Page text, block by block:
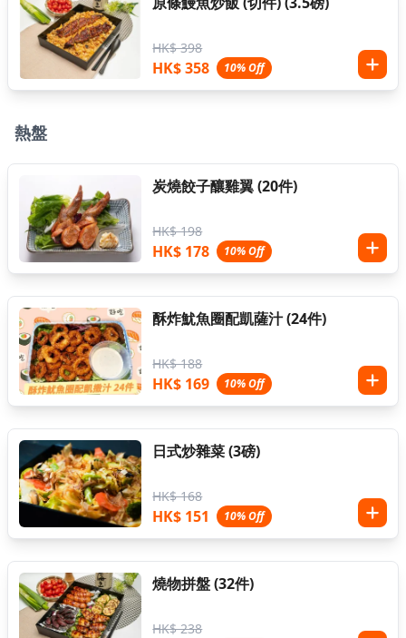
HK$ 398
HK$ 358 10% Off
熱盤
炭燒餃子釀雞翼 (20件)
HK$ 198
HK$ 178 10% Off
酥炸魷魚圈配凱薩汁 (24件)
HK$ 188
HK$ 169 10% Off
日式炒雜菜 (3磅)
HK$ 168
HK$ 151 10% Off
燒物拼盤 (32件)
HK$ 238